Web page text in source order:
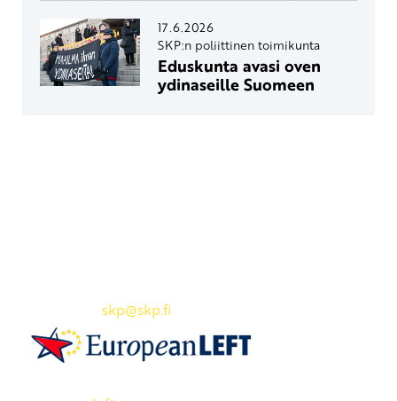
17.6.2026
SKP:n poliittinen toimikunta
Eduskunta avasi oven
ydinaseille Suomeen
skp@skp.fi